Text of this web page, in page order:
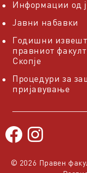
Информации од
Јавни набавки
Годишни
правниот
Скопје
Процедури за
пријавување
© 2026 Правен